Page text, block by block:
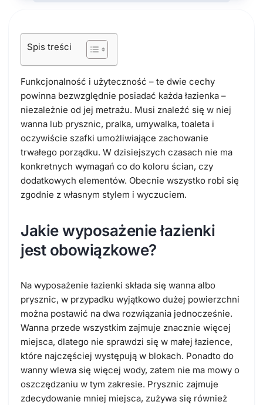
Spis treści
Funkcjonalność i użyteczność – te dwie cechy
powinna bezwzględnie posiadać każda łazienka –
niezależnie od jej metrażu. Musi znaleźć się w niej
wanna lub prysznic, pralka, umywalka, toaleta i
oczywiście szafki umożliwiające zachowanie
trwałego porządku. W dzisiejszych czasach nie ma
konkretnych wymagań co do koloru ścian, czy
dodatkowych elementów. Obecnie wszystko robi się
zgodnie z własnym stylem i wyczuciem.
Jakie wyposażenie łazienki
jest obowiązkowe?
Na wyposażenie łazienki składa się wanna albo
prysznic, w przypadku wyjątkowo dużej powierzchni
można postawić na dwa rozwiązania jednocześnie.
Wanna przede wszystkim zajmuje znacznie więcej
miejsca, dlatego nie sprawdzi się w małej łazience,
które najczęściej występują w blokach. Ponadto do
wanny wlewa się więcej wody, zatem nie ma mowy o
oszczędzaniu w tym zakresie. Prysznic zajmuje
zdecydowanie mniej miejsca, zużywa się również